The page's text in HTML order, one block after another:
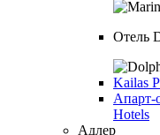
Отель
Kailas
Апарт-
Hotels
Адлер